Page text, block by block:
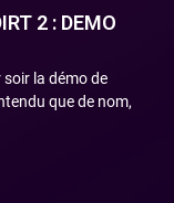
2 : DEMO
la démo de
que de nom,